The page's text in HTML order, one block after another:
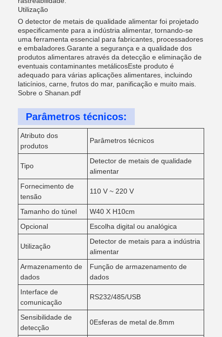
Utilização
O detector de metais de qualidade alimentar foi projetado
especificamente para a indústria alimentar, tornando-se
uma ferramenta essencial para fabricantes, processadores
e embaladores.Garante a segurança e a qualidade dos
produtos alimentares através da detecção e eliminação de
eventuais contaminantes metálicosEste produto é
adequado para várias aplicações alimentares, incluindo
laticínios, carne, frutos do mar, panificação e muito mais.
Sobre o Shanan.pdf
Parâmetros técnicos:
Atributo dos
produtos
Parâmetros técnicos
Tipo
Detector de metais de qualidade
alimentar
Fornecimento de
tensão
110 V ~ 220 V
Tamanho do túnel
W40 X H10cm
Opcional
Escolha digital ou analógica
Utilização
Detector de metais para a indústria
alimentar
Armazenamento de
dados
Função de armazenamento de
dados
Interface de
comunicação
RS232/485/USB
Sensibilidade de
detecção
0Esferas de metal de.8mm